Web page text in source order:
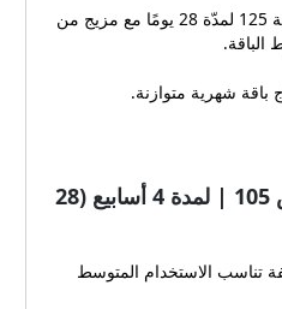
وظيفة المنتج: باقة فليكس بقيمة 125 لمدّة 28 يومًا مع مزيج من
الباقة.
باقة شهرية متوازنة.
شريحة جوي باقة فليكس 105 | لمدة 4 أسابيع (28
تناسب الاستخدام المتوسط